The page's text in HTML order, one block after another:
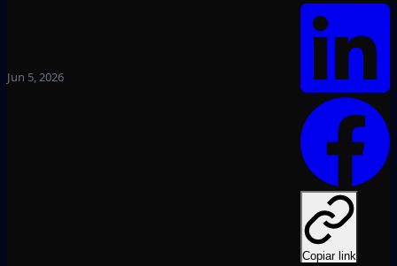
Jun 5, 2026
Copiar link